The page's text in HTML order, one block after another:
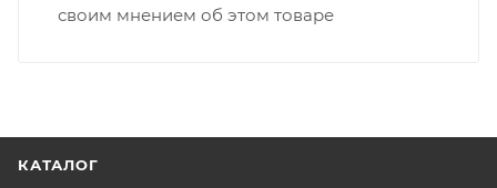
своим мнением об этом товаре
КАТАЛОГ